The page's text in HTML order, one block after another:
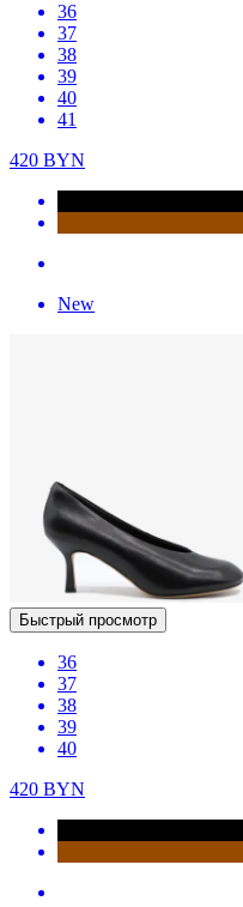
36
37
38
39
40
41
420 BYN
New
Быстрый просмотр
36
37
38
39
40
420 BYN